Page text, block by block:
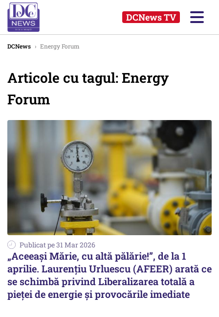
DCNews TV
DCNews › Energy Forum
Articole cu tagul: Energy
Forum
Publicat pe 31 Mar 2026
„Aceeași Mărie, cu altă pălărie!”, de la 1
aprilie. Laurențiu Urluescu (AFEER) arată ce
se schimbă privind Liberalizarea totală a
pieței de energie și provocările imediate